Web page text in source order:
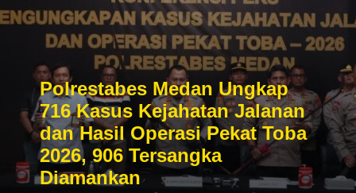
Polrestabes Medan Ungkap
716 Kasus Kejahatan Jalanan
dan Hasil Operasi Pekat Toba
2026, 906 Tersangka
Diamankan